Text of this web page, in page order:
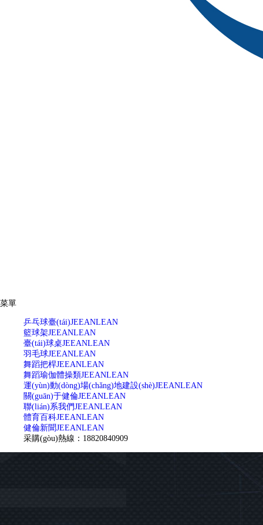
菜單
乒乓球臺(tái)JEEANLEAN
籃球架JEEANLEAN
臺(tái)球桌JEEANLEAN
羽毛球JEEANLEAN
舞蹈把桿JEEANLEAN
舞蹈瑜伽體操類JEEANLEAN
運(yùn)動(dòng)場(chǎng)地建設(shè)JEEANLEAN
關(guān)于健倫JEEANLEAN
聯(lián)系我們JEEANLEAN
體育百科JEEANLEAN
健倫新聞JEEANLEAN
采購(gòu)熱線：18820840909